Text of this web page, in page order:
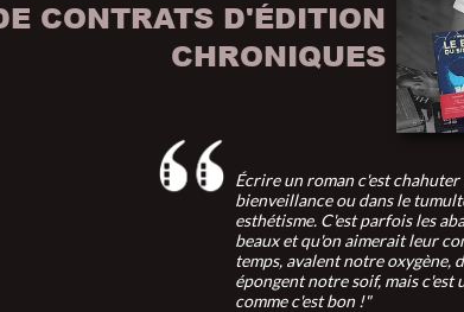
CONTRATS D'ÉDITION
CHRONIQUES
Écrire un roman c'est chahuter
bienveillance ou dans le
esthétisme. C'est parfois les
beaux et qu'on aimerait leur
temps, avalent notre oxygène,
épongent notre soif, mais c'est
comme c'est bon !"